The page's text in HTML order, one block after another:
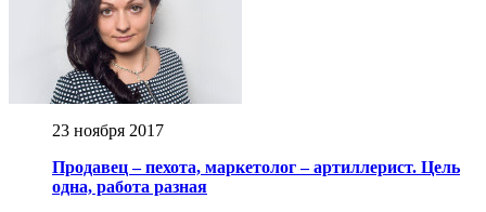
23 ноября 2017
Продавец – пехота, маркетолог – артиллерист. Цель
одна, работа разная